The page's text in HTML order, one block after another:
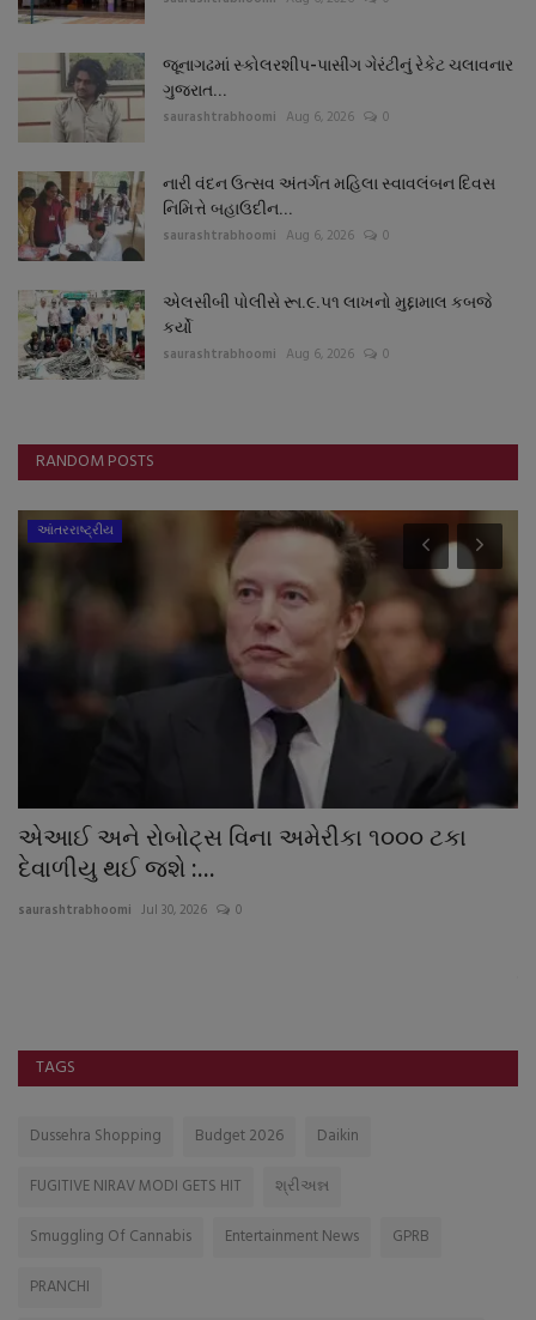
જૂનાગઢમાં સ્કોલરશીપ-પાસીંગ ગેરંટીનું રેકેટ ચલાવનાર
ગુજરાત...
saurashtrabhoomi Aug 6, 2026 0
નારી વંદન ઉત્સવ અંતર્ગત મહિલા સ્વાવલંબન દિવસ
નિમિત્તે બહાઉદીન...
saurashtrabhoomi Aug 6, 2026 0
એલસીબી પોલીસે રૂા.૯.૫૧ લાખનો મુદ્દામાલ કબજે
કર્યો
saurashtrabhoomi Aug 6, 2026 0
RANDOM POSTS
આંતરરાષ્ટ્રીય
એઆઈ અને રોબોટ્સ વિના અમેરીકા ૧૦૦૦ ટકા
દેવાળીયુ થઈ જશે :...
saurashtrabhoomi Jul 30, 2026 0
TAGS
Dussehra Shopping Budget 2026
Daikin
FUGITIVE NIRAV MODI GETS HIT
શ્રીઅન્ન
Smuggling Of Cannabis
Entertainment News
GPRB
PRANCHI